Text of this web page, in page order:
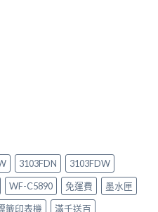
3103FDN
3103FDW
WF-C5890 免運費
墨水匣
籤印表機 滿千送百